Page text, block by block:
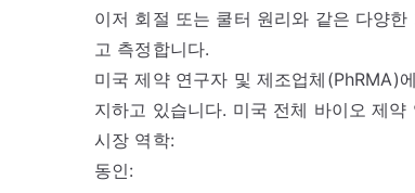
이저 회절 또는 쿨터 원리와 같은 다양
고 측정합니다.
미국 제약 연구자 및 제조업체(PhRMA)
지하고 있습니다. 미국 전체 바이오 제
시장 역학:
동인: